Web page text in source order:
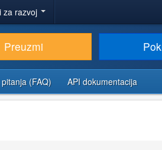
za razvoj
Preuzmi
(FAQ) API dokumentacija